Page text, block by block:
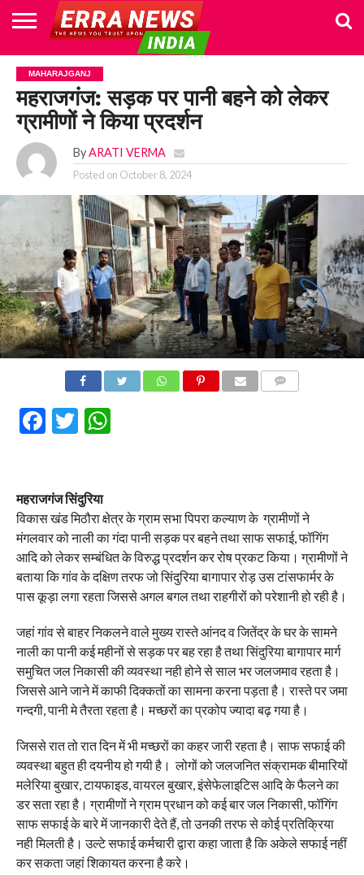
HOME
POLITICS
NEWS
BUSINESS
CULTURE
NATIONAL
SPORTS
LIFESTYLE
TRAVEL
OPINION
BREAKING
NEWS
ENTERTAINMENT
WORLD
CRIME
JOIN
US
MAHARAJGANJ
महराजगंज: सड़क पर पानी बहने को लेकर
ग्रामीणों ने किया प्रदर्शन
By ARATI VERMA
Posted on October 8, 2024
Facebook
Twitter
WhatsApp
महराजगंज सिंदुरिया
विकास खंड मिठौरा क्षेत्र के ग्राम सभा पिपरा कल्याण के ग्रामीणों ने
मंगलवार को नाली का गंदा पानी सड़क पर बहने तथा साफ सफाई, फॉगिंग
आदि को लेकर सम्बंधित के विरुद्ध प्रदर्शन कर रोष प्रकट किया। ग्रामीणों ने
बताया कि गांव के दक्षिण तरफ जो सिंदुरिया बागापार रोड़ उस टांसफार्मर के
पास कूड़ा लगा रहता जिससे अगल बगल तथा राहगीरों को परेशानी हो रही है।
जहां गांव से बाहर निकलने वाले मुख्य रास्ते आंनद व जितेंद्र के घर के सामने
नाली का पानी कई महीनों से सड़क पर बह रहा है तथा सिंदुरिया बागापार मार्ग
समुचित जल निकासी की व्यवस्था नही होने से साल भर जलजमाव रहता है।
जिससे आने जाने में काफी दिक्कतों का सामना करना पड़ता है। रास्ते पर जमा
गन्दगी, पानी मे तैरता रहता है। मच्छरों का प्रकोप ज्यादा बढ़ गया है।
जिससे रात तो रात दिन में भी मच्छरों का कहर जारी रहता है। साफ सफाई की
व्यवस्था बहुत ही दयनीय हो गयी है। लोगों को जलजनित संक्रामक बीमारियों
मलेरिया बुखार, टायफाइड, वायरल बुखार, इंसेफेलाइटिस आदि के फैलने का
डर सता रहा है। ग्रामीणों ने ग्राम प्रधान को कई बार जल निकासी, फॉगिंग
साफ सफाई के बारे में जानकारी देते हैं, तो उनकी तरफ से कोई प्रतिक्रिया
नही मिलती है। उल्टे सफाई कर्मचारी द्वारा कहा जाता है कि अकेले सफाई नहीं
कर सकता जहां शिकायत करना है करे।